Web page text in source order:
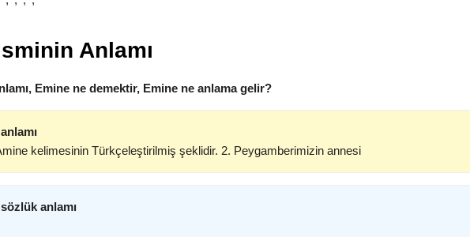
Anlamı
Emine ne demektir, Emine ne anlama gelir?
kelimesinin Türkçeleştirilmiş şeklidir. 2. Peygamberimizin annesi
anlamı